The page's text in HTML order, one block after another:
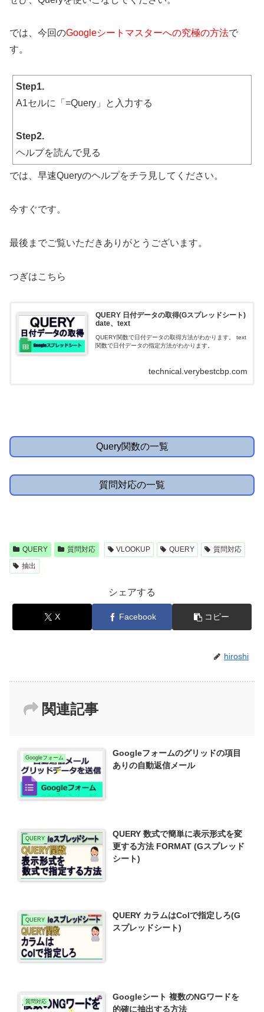
では、今回のGoogleシートマスターへの究極の方法で
す。
Step1.
A1セルに「=Query」と入力する
Step2.
ヘルプを読んで見る
では、早速Queryのヘルプをチラ見してください。
今すぐです。
最後までご覧いただきありがとうございます。
つぎはこちら
QUERY 日付データの取得(Gスプレッドシート)
date、text
QUERY関数で日付データの取得方法がわかります。 text
関数で日付データの指定方法がわかります。
technical.verybestcbp.com
Query関数の一覧
質問対応の一覧
QUERY 質問対応 VLOOKUP QUERY
質問対応
抽出
シェアする
X Facebook コピー
hiroshi
関連記事
Googleフォーム
Googleフォームのグリッドの項目
ありの自動返信メール
QUERY
QUERY 数式で簡単に表示形式を変
更する方法 FORMAT (Gスプレッド
シート)
QUERY
QUERY カラムはColで指定しろ(G
スプレッドシート)
質問対応
Googleシート 複数のNGワードを
的確に抽出する方法